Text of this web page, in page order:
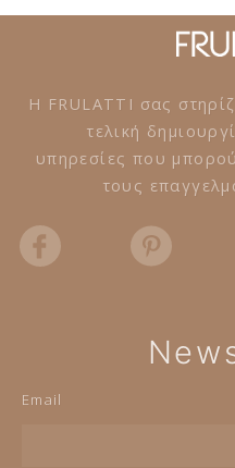
Η FRULATTI σας
τελική
υπηρεσίες που
τους
Email